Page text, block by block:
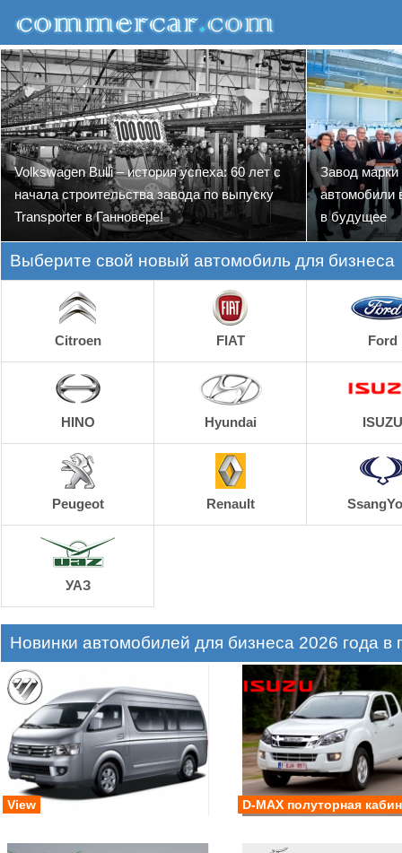
Volkswagen Bulli – история успеха: 60 лет с
начала строительства завода по выпуску
Transporter в Ганновере!
Завод
автомобили
в будущее
Выберите свой новый автомобиль для бизнеса
Citroen FIAT Ford
HINO Hyundai ISUZU
Peugeot Renault
УАЗ
Новинки автомобилей для бизнеса 2026 года в
View D-MAX полуторная